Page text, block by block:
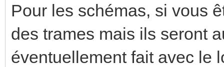
Pour les schémas, si vous
des trames mais ils seront
éventuellement fait avec le